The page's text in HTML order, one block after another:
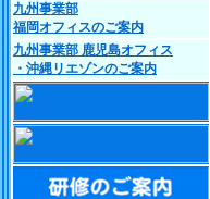
九州事業部
福岡オフィスのご案内
九州事業部 鹿児島オフィス
・沖縄リエゾンのご案内